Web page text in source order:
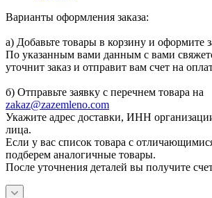
Варианты оформления заказа:
а) Добавьте товары в корзину и оформите
По указанным вами данным с вами
уточнит заказ и отправит вам счет на
б) Отправьте заявку с перечнем товара на
zakaz@zazemleno.com
Укажите адрес доставки, ИНН
лица.
Если у вас список товара с
подберем аналогичные товары.
После уточнения деталей вы получите